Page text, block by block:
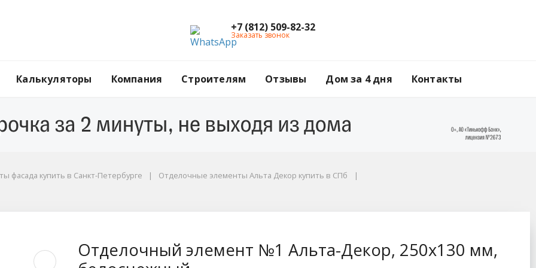
+7 (812) 509-82-32
Заказать звонок
Калькуляторы Компания Строителям Отзывы Дом за 4 дня Контакты
№1 Альта-Декор, 250х130 мм,
фасада купить в Санкт-Петербурге
Отделочные элементы Альта Декор купить в СПб
Отделочный элемент №1 Альта-Декор, 250х130 мм,